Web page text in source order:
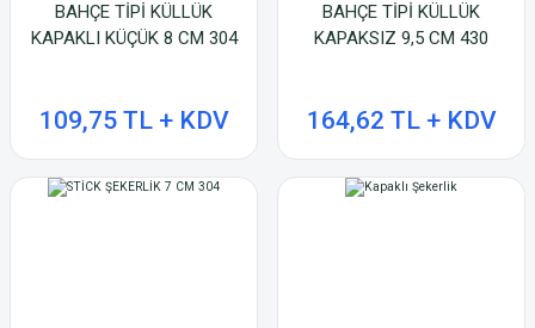
BAHÇE TİPİ KÜLLÜK
KAPAKLI KÜÇÜK 8 CM 304
109,75 TL + KDV
BAHÇE TİPİ KÜLLÜK
KAPAKSIZ 9,5 CM 430
164,62 TL + KDV